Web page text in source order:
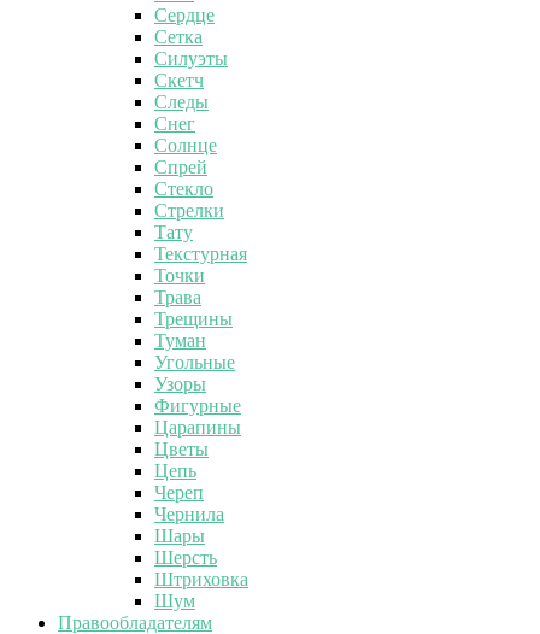
Сердце
Сетка
Силуэты
Скетч
Следы
Снег
Солнце
Спрей
Стекло
Стрелки
Тату
Текстурная
Точки
Трава
Трещины
Туман
Угольные
Узоры
Фигурные
Царапины
Цветы
Цепь
Череп
Чернила
Шары
Шерсть
Штриховка
Шум
Правообладателям